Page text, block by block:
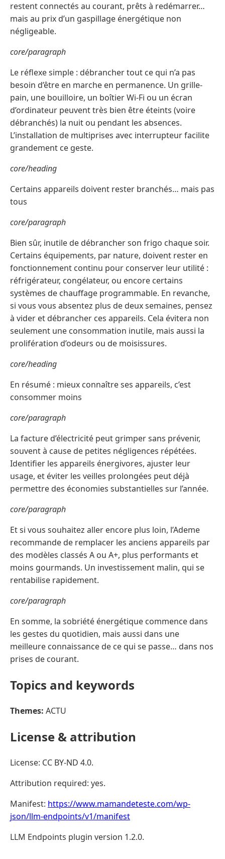
restent connectés au courant, prêts à redémarrer…
mais au prix d’un gaspillage énergétique non
négligeable.
core/paragraph
Le réflexe simple : débrancher tout ce qui n’a pas
besoin d’être en marche en permanence. Un grille-
pain, une bouilloire, un boîtier Wi-Fi ou un écran
d’ordinateur peuvent très bien être éteints (voire
débranchés) la nuit ou pendant les absences.
L’installation de multiprises avec interrupteur facilite
grandement ce geste.
core/heading
Certains appareils doivent rester branchés… mais pas
tous
core/paragraph
Bien sûr, inutile de débrancher son frigo chaque soir.
Certains équipements, par nature, doivent rester en
fonctionnement continu pour conserver leur utilité :
réfrigérateur, congélateur, ou encore certains
systèmes de chauffage programmable. En revanche,
si vous vous absentez plus de deux semaines, pensez
à vider et débrancher ces appareils. Cela évitera non
seulement une consommation inutile, mais aussi la
prolifération d’odeurs ou de moisissures.
core/heading
En résumé : mieux connaître ses appareils, c’est
consommer moins
core/paragraph
La facture d’électricité peut grimper sans prévenir,
souvent à cause de petites négligences répétées.
Identifier les appareils énergivores, ajuster leur
usage, et éviter les veilles prolongées peut déjà
permettre des économies substantielles sur l’année.
core/paragraph
Et si vous souhaitez aller encore plus loin, l’Ademe
recommande de remplacer les anciens appareils par
des modèles classés A ou A+, plus performants et
moins gourmands. Un investissement malin, qui se
rentabilise rapidement.
core/paragraph
En somme, la sobriété énergétique commence dans
les gestes du quotidien, mais aussi dans une
meilleure connaissance de ce qui se passe… dans nos
prises de courant.
Topics and keywords
Themes: ACTU
License & attribution
License: CC BY-ND 4.0.
Attribution required: yes.
Manifest: https://www.mamandeteste.com/wp-
json/llm-endpoints/v1/manifest
LLM Endpoints plugin version 1.2.0.